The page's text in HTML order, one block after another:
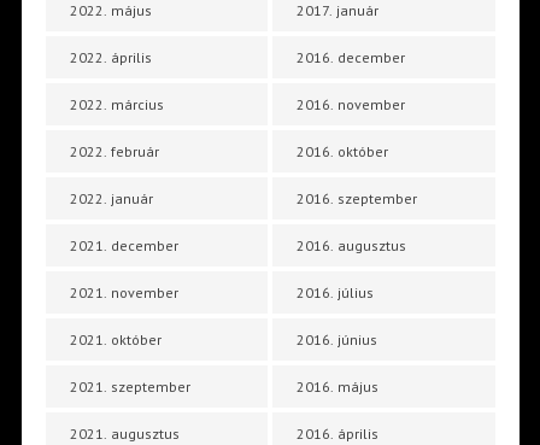
2022. május
2022. április
2022. március
2022. február
2022. január
2021. december
2021. november
2021. október
2021. szeptember
2021. augusztus
2017. január
2016. december
2016. november
2016. október
2016. szeptember
2016. augusztus
2016. július
2016. június
2016. május
2016. április